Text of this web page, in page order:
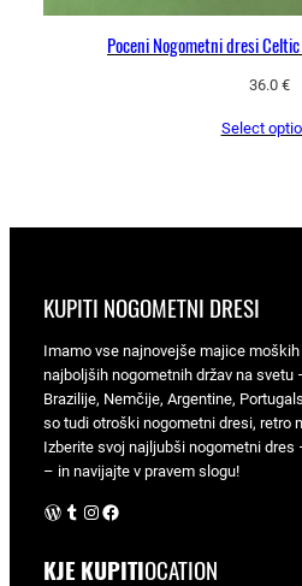
Poceni Nogometni dresi
36.0 €
Select
KUPITI NOGOMETNI DRESI
Imamo vse najnovejše majice
najboljših nogometnih držav na svetu
Brazilije, Nemčije, Argentine,
so tudi otroški nogometni dresi, retro
Izberite svoj najljubši nogometni
– in navijajte v pravem slogu!
WordPress Instagram Facebook
KJE KUPITIOCATION